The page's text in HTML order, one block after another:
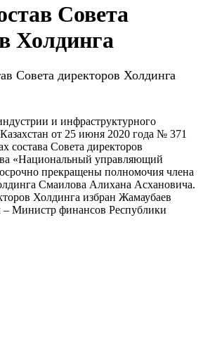
Совета
Холдинга
и инфраструктурного
от 25 июня 2020 года № 371
состава Совета директоров
«Национальный управляющий
прекращены полномочия члена
Смаилова Алихана Асхановича.
Холдинга избран Жамаубаев
– Министр финансов Республики